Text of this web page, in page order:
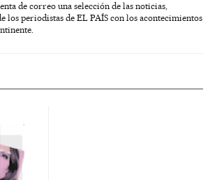
de correo una selección de las noticias,
los periodistas de EL PAÍS con los acontecimientos